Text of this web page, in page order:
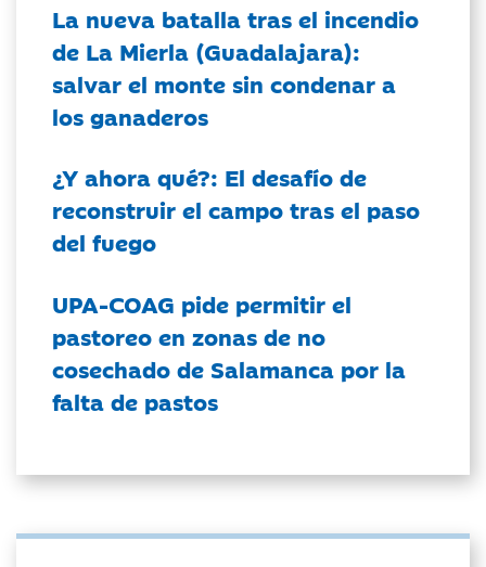
La nueva batalla tras el incendio
de La Mierla (Guadalajara):
salvar el monte sin condenar a
los ganaderos
¿Y ahora qué?: El desafío de
reconstruir el campo tras el paso
del fuego
UPA-COAG pide permitir el
pastoreo en zonas de no
cosechado de Salamanca por la
falta de pastos